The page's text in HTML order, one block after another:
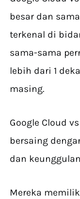
besar dan
terkenal di
sama-sama
lebih dari 1
masing.
Google Cloud
bersaing
dan keunggulan
Mereka